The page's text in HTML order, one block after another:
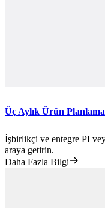
Üç Aylık Ürün
İşbirlikçi ve entegre PI
araya getirin.
Daha Fazla Bilgi